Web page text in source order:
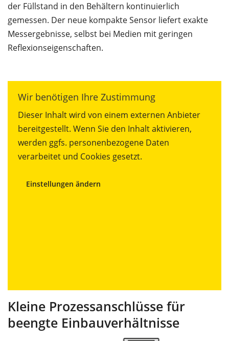
der Füllstand in den Behältern kontinuierlich
gemessen. Der neue kompakte Sensor liefert exakte
Messergebnisse, selbst bei Medien mit geringen
Reflexionseigenschaften.
Wir benötigen Ihre Zustimmung
Dieser Inhalt wird von einem externen Anbieter
bereitgestellt. Wenn Sie den Inhalt aktivieren,
werden ggfs. personenbezogene Daten
verarbeitet und Cookies gesetzt.
Einstellungen ändern
Kleine Prozessanschlüsse für
beengte Einbauverhältnisse